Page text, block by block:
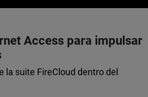
Access para impulsar
suite FireCloud dentro del